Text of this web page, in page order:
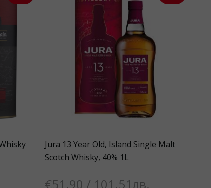
Jura 13 Year Old, Island Single Malt
Scotch Whisky, 40% 1L
€51.90 / 101.51лв.